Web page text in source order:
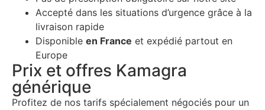
Accepté dans les situations d’urgence grâce à la
livraison rapide
Disponible en France et expédié partout en
Europe
Prix et offres Kamagra
générique
Profitez de nos tarifs spécialement négociés pour un